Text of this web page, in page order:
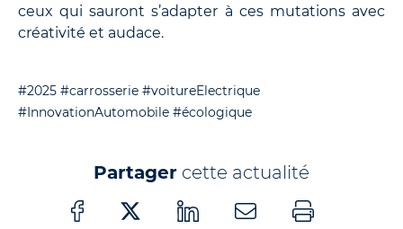
ceux qui sauront s’adapter à ces mutations avec
créativité et audace.
#2025 #carrosserie #voitureElectrique
#InnovationAutomobile #écologique
Partager cette actualité